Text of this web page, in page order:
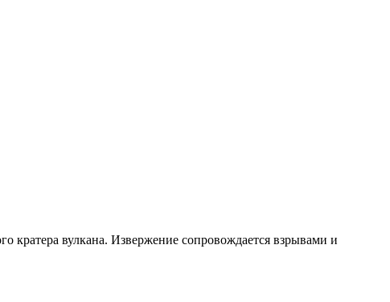
кратера вулкана. Извержение сопровождается взрывами и